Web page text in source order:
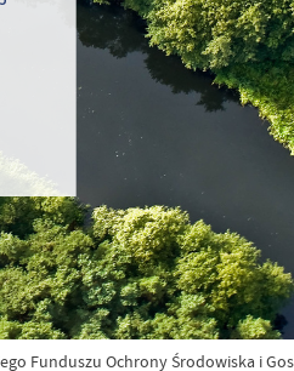
Funduszu Ochrony Środowiska i